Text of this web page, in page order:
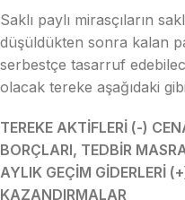
Saklı paylı mirasçıların
düşüldükten sonra kalan
serbestçe tasarruf
olacak tereke aşağıdaki
TEREKE AKTİFLERİ (-)
BORÇLARI, TEDBİR
AYLIK GEÇİM GİDERLERİ
KAZANDIRMALAR